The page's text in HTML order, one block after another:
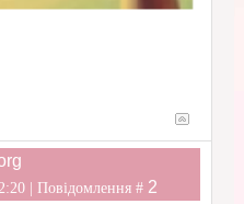
| Повідомлення # 2